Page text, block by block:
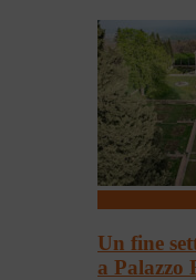
Un fine
a Palazzo